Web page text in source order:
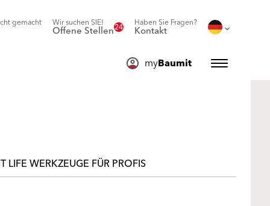
gemacht Wir suchen SIE!
Offene Stellen24 Haben Sie Fragen?
Kontakt
myBaumit
LIFE WERKZEUGE FÜR PROFIS